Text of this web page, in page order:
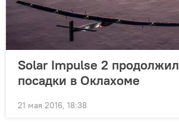
Solar Impulse 2
посадки в Оклахоме
21 мая 2016, 18:38